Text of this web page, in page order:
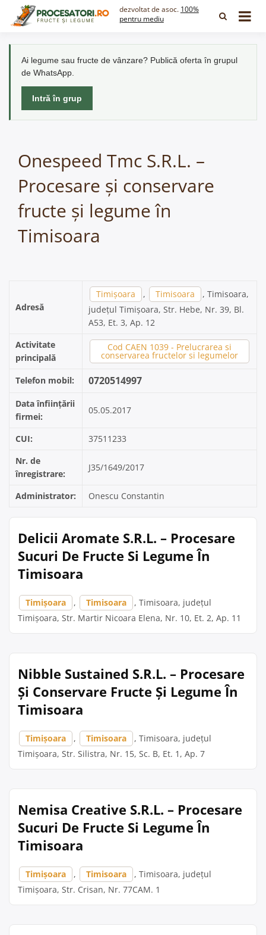
dezvoltat de asoc. 100%
pentru mediu
Ai legume sau fructe de vânzare? Publică oferta în grupul
de WhatsApp.
Intră în grup
Onespeed Tmc S.R.L. –
Procesare și conservare
fructe și legume în
Timisoara
Adresă
Timișoara , Timisoara
, Timisoara,
județul Timișoara, Str. Hebe, Nr. 39, Bl.
A53, Et. 3, Ap. 12
Activitate
principală
Cod CAEN 1039 - Prelucrarea si
conservarea fructelor si legumelor
Telefon mobil: 0720514997
Data înființării
firmei:
05.05.2017
CUI:
37511233
Nr. de
înregistrare:
J35/1649/2017
Administrator: Onescu Constantin
Delicii Aromate S.R.L. – Procesare
Sucuri De Fructe Si Legume În
Timisoara
Timișoara , Timisoara
, Timisoara, județul
Timișoara, Str. Martir Nicoara Elena, Nr. 10, Et. 2, Ap. 11
Nibble Sustained S.R.L. – Procesare
Și Conservare Fructe Și Legume În
Timisoara
Timișoara , Timisoara
, Timisoara, județul
Timișoara, Str. Silistra, Nr. 15, Sc. B, Et. 1, Ap. 7
Nemisa Creative S.R.L. – Procesare
Sucuri De Fructe Si Legume În
Timisoara
Timișoara , Timisoara
, Timisoara, județul
Timișoara, Str. Crisan, Nr. 77CAM. 1